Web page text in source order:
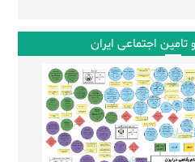
تامین اجتماعی ایران